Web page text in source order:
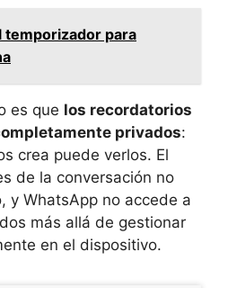
temporizador para
es que los recordatorios
privados:
crea puede verlos. El
de la conversación no
y WhatsApp no accede a
más allá de gestionar
en el dispositivo.